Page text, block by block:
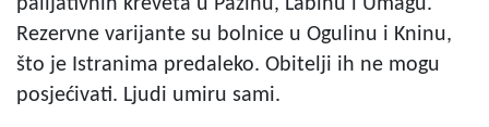
Rezervne varijante su bolnice u Ogulinu i Kninu,
što je Istranima predaleko. Obitelji ih ne mogu
posjećivati. Ljudi umiru sami.